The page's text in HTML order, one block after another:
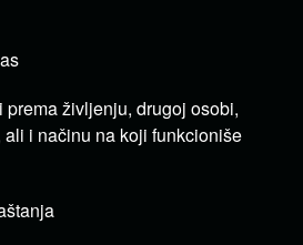
prema življenju, drugoj osobi,
i načinu na koji funkcioniše